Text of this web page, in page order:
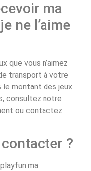
ma
ne l’aime
que vous n’aimez
transport à votre
le montant des jeux
consultez notre
ou contactez
?